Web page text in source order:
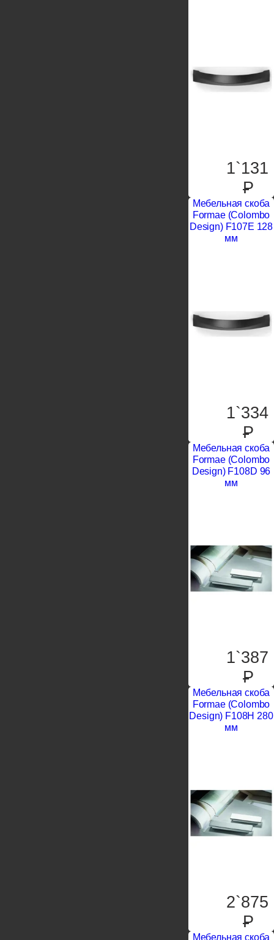
1`131
P
Мебельная скоба
Formae (Colombo
Design) F107E 128
мм
1`334
P
Мебельная скоба
Formae (Colombo
Design) F108D 96
мм
1`387
P
Мебельная скоба
Formae (Colombo
Design) F108H 280
мм
2`875
P
Мебельная скоба